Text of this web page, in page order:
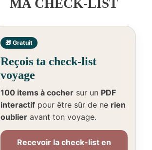
MA CHECK-LIST
🎁 Gratuit
Reçois ta check-list
voyage
100 items à cochersur un PDF
interactifpour être sûr de ne rien
oublieravant ton voyage.
Recevoir la check-list en